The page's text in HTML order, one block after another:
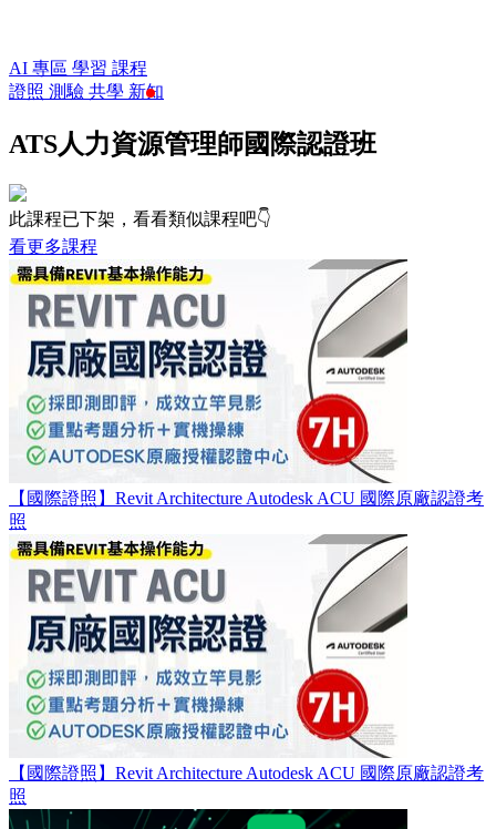
AI 專區 學習 課程
證照 測驗 共學 新知
ATS人力資源管理師國際認證班
此課程已下架，看看類似課程吧👇
看更多課程
【國際證照】Revit Architecture Autodesk ACU 國際原廠認證考
照
【國際證照】Revit Architecture Autodesk ACU 國際原廠認證考
照